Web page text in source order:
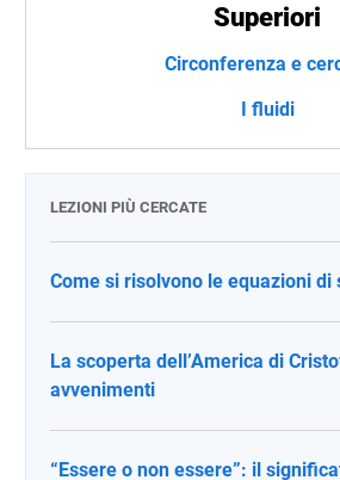
Superiori
Circonferenza e
I fluidi
LEZIONI PIÙ CERCATE
Come si risolvono le equazioni di
La scoperta dell’America di
avvenimenti
“Essere o non essere”: il